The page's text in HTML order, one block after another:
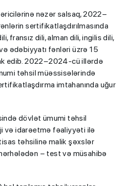
nəzər salsaq, 2022–
sertifikatlaşdırılmasında
fransız dili, alman dili, ingilis dili,
ədəbiyyatı fənləri üzrə 15
edib. 2022–2024-cü illərdə
təhsil müəssisələrində
imtahanında uğur
dövlət ümumi təhsil
və idarəetmə fəaliyyəti ilə
təhsilinə malik şəxslər
– test və müsahibə